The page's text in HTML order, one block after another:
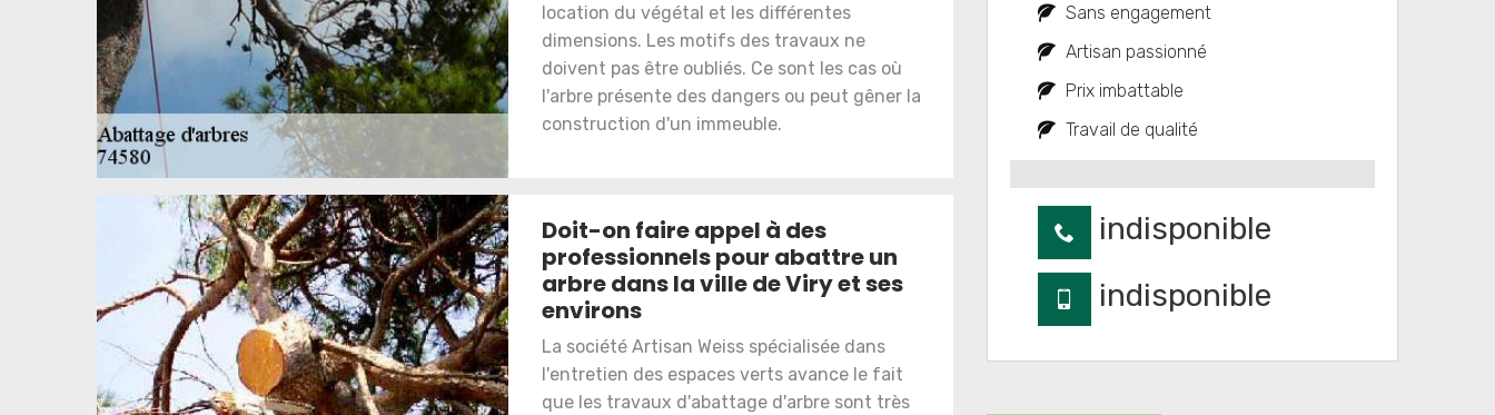
location du végétal et les différentes
dimensions. Les motifs des travaux ne
doivent pas être oubliés. Ce sont les cas où
l'arbre présente des dangers ou peut gêner la
construction d'un immeuble.
Doit-on faire appel à des
professionnels pour abattre un
arbre dans la ville de Viry et ses
environs
La société Artisan Weiss spécialisée dans
l'entretien des espaces verts avance le fait
que les travaux d'abattage d'arbre sont très
Sans engagement
Artisan passionné
Prix imbattable
Travail de qualité
indisponible
indisponible